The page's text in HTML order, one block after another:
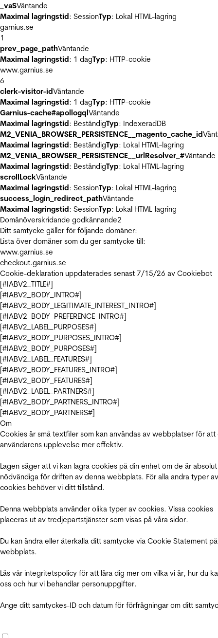
_vaSVäntande
Maximal lagringstid: SessionTyp: Lokal HTML-lagring
garnius.se
1
prev_page_pathVäntande
Maximal lagringstid: 1 dagTyp: HTTP-cookie
www.garnius.se
6
clerk-visitor-idVäntande
Maximal lagringstid: 1 dagTyp: HTTP-cookie
Garnius-cache#apollogqlVäntande
Maximal lagringstid: BeständigTyp: IndexeradDB
M2_VENIA_BROWSER_PERSISTENCE__magento_cache_id
Maximal lagringstid: BeständigTyp: Lokal HTML-lagring
M2_VENIA_BROWSER_PERSISTENCE__urlResolver_#Väntande
Maximal lagringstid: BeständigTyp: Lokal HTML-lagring
scrollLockVäntande
Maximal lagringstid: SessionTyp: Lokal HTML-lagring
success_login_redirect_pathVäntande
Maximal lagringstid: SessionTyp: Lokal HTML-lagring
Domänöverskridande godkännande2
Ditt samtycke gäller för följande domäner:
Lista över domäner som du ger samtycke till:
www.garnius.se
checkout.garnius.se
Cookie-deklaration uppdaterades senast 7/15/26 av Cookiebot
[#IABV2_TITLE#]
[#IABV2_BODY_INTRO#]
[#IABV2_BODY_LEGITIMATE_INTEREST_INTRO#]
[#IABV2_BODY_PREFERENCE_INTRO#]
[#IABV2_LABEL_PURPOSES#]
[#IABV2_BODY_PURPOSES_INTRO#]
[#IABV2_BODY_PURPOSES#]
[#IABV2_LABEL_FEATURES#]
[#IABV2_BODY_FEATURES_INTRO#]
[#IABV2_BODY_FEATURES#]
[#IABV2_LABEL_PARTNERS#]
[#IABV2_BODY_PARTNERS_INTRO#]
[#IABV2_BODY_PARTNERS#]
Om
Cookies är små textfiler som kan användas av webbplatser för att
användarens upplevelse mer effektiv.
Lagen säger att vi kan lagra cookies på din enhet om de är absolut
nödvändiga för driften av denna webbplats. För alla andra typer av
cookies behöver vi ditt tillstånd.
Denna webbplats använder olika typer av cookies. Vissa cookies
placeras ut av tredjepartstjänster som visas på våra sidor.
Du kan ändra eller återkalla ditt samtycke via Cookie Statement
webbplats.
Läs vår integritetspolicy för att lära dig mer om vilka vi är, hur du
oss och hur vi behandlar personuppgifter.
Ange ditt samtyckes-ID och datum för förfrågningar om ditt